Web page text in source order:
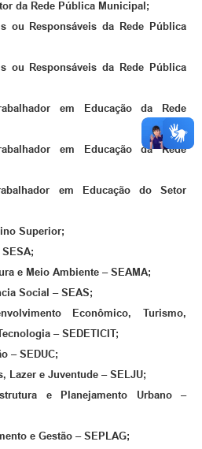
da Rede Pública Municipal;
ou Responsáveis da Rede Pública
ou Responsáveis da Rede Pública
em Educação da Rede
em Educação da Rede
em Educação do Setor
Superior;
e Meio Ambiente – SEAMA;
Social – SEAS;
Econômico, Turismo,
– SEDETICIT;
– SEDUC;
Lazer e Juventude – SELJU;
e Planejamento Urbano –
e Gestão – SEPLAG;